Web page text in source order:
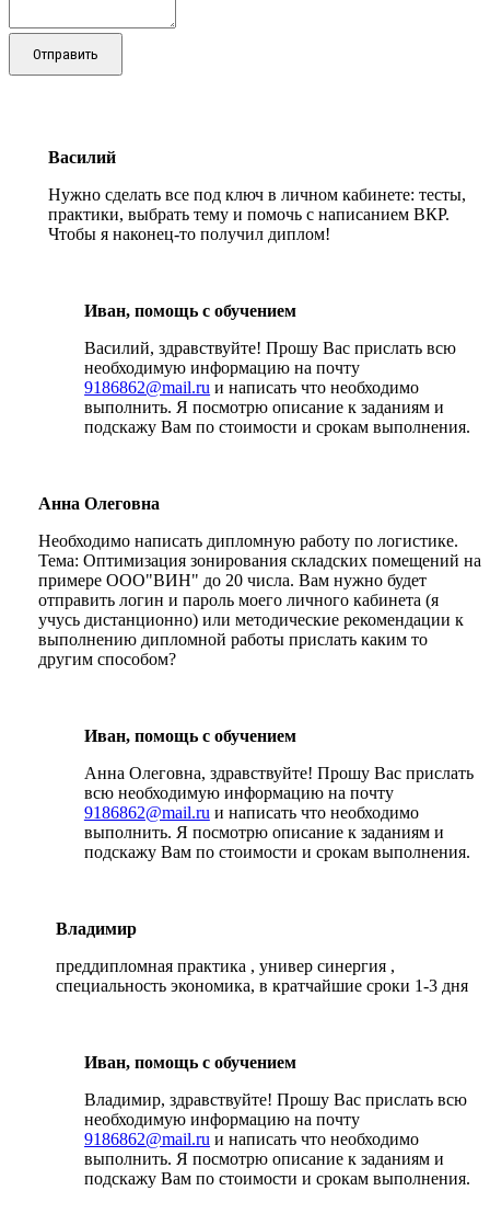
Отправить
Василий
Нужно сделать все под ключ в личном кабинете: тесты,
практики, выбрать тему и помочь с написанием ВКР.
Чтобы я наконец-то получил диплом!
Иван, помощь с обучением
Василий, здравствуйте! Прошу Вас прислать всю
необходимую информацию на почту
9186862@mail.ru и написать что необходимо
выполнить. Я посмотрю описание к заданиям и
подскажу Вам по стоимости и срокам выполнения.
Анна Олеговна
Необходимо написать дипломную работу по логистике.
Тема: Оптимизация зонирования складских помещений на
примере ООО"ВИН" до 20 числа. Вам нужно будет
отправить логин и пароль моего личного кабинета (я
учусь дистанционно) или методические рекомендации к
выполнению дипломной работы прислать каким то
другим способом?
Иван, помощь с обучением
Анна Олеговна, здравствуйте! Прошу Вас прислать
всю необходимую информацию на почту
9186862@mail.ru и написать что необходимо
выполнить. Я посмотрю описание к заданиям и
подскажу Вам по стоимости и срокам выполнения.
Владимир
преддипломная практика , универ синергия ,
специальность экономика, в кратчайшие сроки 1-3 дня
Иван, помощь с обучением
Владимир, здравствуйте! Прошу Вас прислать всю
необходимую информацию на почту
9186862@mail.ru и написать что необходимо
выполнить. Я посмотрю описание к заданиям и
подскажу Вам по стоимости и срокам выполнения.